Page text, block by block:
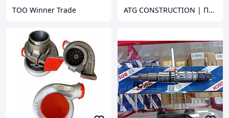
ТОО Winner Trade ATG CONSTRUCTION | Продажа и аренда строительного оборудования, газона, биотуалетов